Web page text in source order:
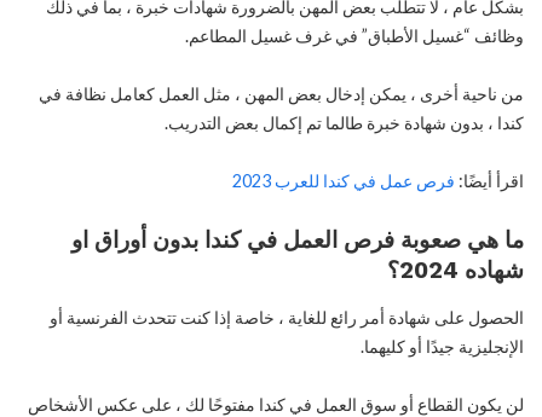
بشكل عام ، لا تتطلب بعض المهن بالضرورة شهادات خبرة ، بما في ذلك
وظائف “غسيل الأطباق” في غرف غسيل المطاعم.
من ناحية أخرى ، يمكن إدخال بعض المهن ، مثل العمل كعامل نظافة في
كندا ، بدون شهادة خبرة طالما تم إكمال بعض التدريب.
اقرأ أيضًا: فرص عمل في كندا للعرب 2023
ما هي صعوبة فرص العمل في كندا بدون أوراق او
شهاده 2024؟
الحصول على شهادة أمر رائع للغاية ، خاصة إذا كنت تتحدث الفرنسية أو
الإنجليزية جيدًا أو كليهما.
لن يكون القطاع أو سوق العمل في كندا مفتوحًا لك ، على عكس الأشخاص